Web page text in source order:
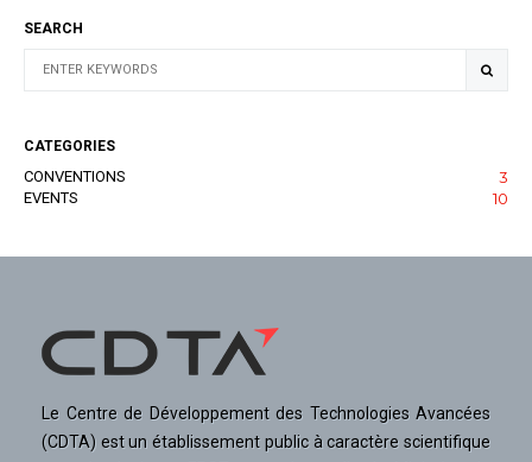
SEARCH
CATEGORIES
CONVENTIONS 3
EVENTS 10
Le Centre de Développement des Technologies Avancées
(CDTA) est un établissement public à caractère scientifique